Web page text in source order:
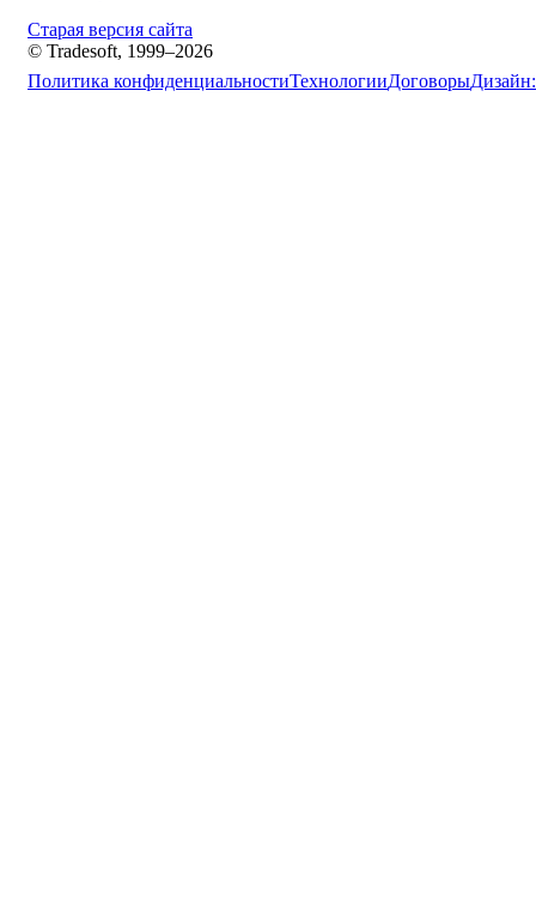
Старая версия сайта
© Tradesoft, 1999–2026
Политика конфиденциальностиТехнологииДоговорыДизайн: